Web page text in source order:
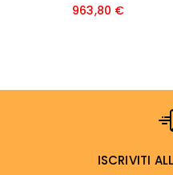
963,80 €Prezzo
ISCRIVITI